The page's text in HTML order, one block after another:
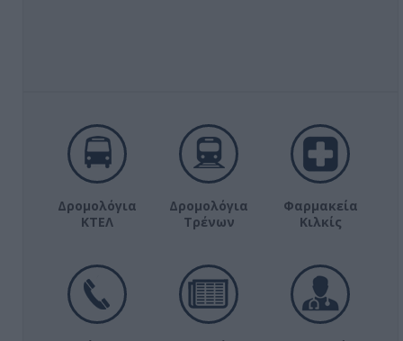
Δρομολόγια
ΚΤΕΛ
Δρομολόγια
Τρένων
Φαρμακεία
Κιλκίς